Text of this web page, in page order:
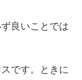
良いことでは
です。ときに